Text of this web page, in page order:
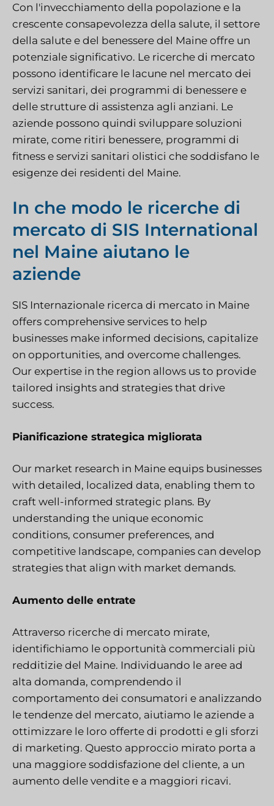
Con l'invecchiamento della popolazione e la
crescente consapevolezza della salute, il settore
della salute e del benessere del Maine offre un
potenziale significativo. Le ricerche di mercato
possono identificare le lacune nel mercato dei
servizi sanitari, dei programmi di benessere e
delle strutture di assistenza agli anziani. Le
aziende possono quindi sviluppare soluzioni
mirate, come ritiri benessere, programmi di
fitness e servizi sanitari olistici che soddisfano le
esigenze dei residenti del Maine.
In che modo le ricerche di
mercato di SIS International
nel Maine aiutano le
aziende
SIS Internazionale ricerca di mercato in Maine
offers comprehensive services to help
businesses make informed decisions, capitalize
on opportunities, and overcome challenges.
Our expertise in the region allows us to provide
tailored insights and strategies that drive
success.
Pianificazione strategica migliorata
Our market research in Maine equips businesses
with detailed, localized data, enabling them to
craft well-informed strategic plans. By
understanding the unique economic
conditions, consumer preferences, and
competitive landscape, companies can develop
strategies that align with market demands.
Aumento delle entrate
Attraverso ricerche di mercato mirate,
identifichiamo le opportunità commerciali più
redditizie del Maine. Individuando le aree ad
alta domanda, comprendendo il
comportamento dei consumatori e analizzando
le tendenze del mercato, aiutiamo le aziende a
ottimizzare le loro offerte di prodotti e gli sforzi
di marketing. Questo approccio mirato porta a
una maggiore soddisfazione del cliente, a un
aumento delle vendite e a maggiori ricavi.